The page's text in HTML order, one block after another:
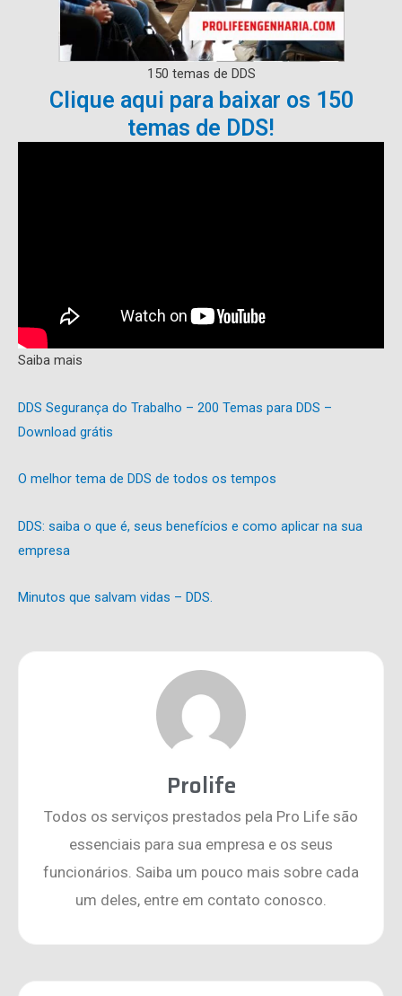
150 temas de DDS
Clique aqui para baixar os 150
temas de DDS!
Saiba mais
DDS Segurança do Trabalho – 200 Temas para DDS –
Download grátis
O melhor tema de DDS de todos os tempos
DDS: saiba o que é, seus benefícios e como aplicar na sua
empresa
Minutos que salvam vidas – DDS.
Prolife
Todos os serviços prestados pela Pro Life são
essenciais para sua empresa e os seus
funcionários. Saiba um pouco mais sobre cada
um deles, entre em contato conosco.